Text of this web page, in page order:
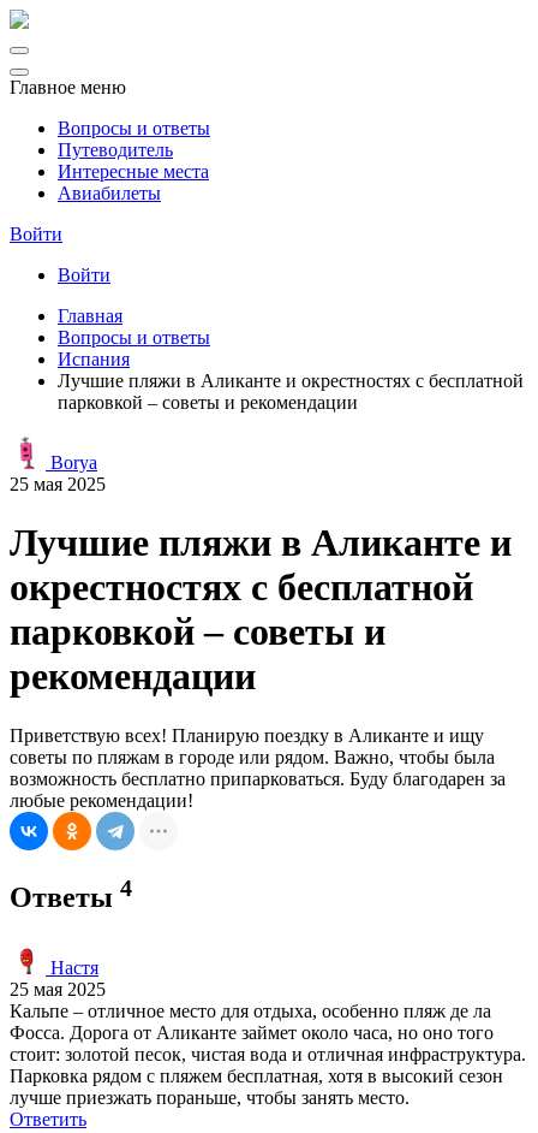
Главное меню
Вопросы и ответы
Путеводитель
Интересные места
Авиабилеты
Войти
Войти
Главная
Вопросы и ответы
Испания
Лучшие пляжи в Аликанте и окрестностях с бесплатной
парковкой – советы и рекомендации
Borya
25 мая 2025
Лучшие пляжи в Аликанте и
окрестностях с бесплатной
парковкой – советы и
рекомендации
Приветствую всех! Планирую поездку в Аликанте и ищу
советы по пляжам в городе или рядом. Важно, чтобы была
возможность бесплатно припарковаться. Буду благодарен за
любые рекомендации!
Ответы 4
Настя
25 мая 2025
Кальпе – отличное место для отдыха, особенно пляж де ла
Фосса. Дорога от Аликанте займет около часа, но оно того
стоит: золотой песок, чистая вода и отличная инфраструктура.
Парковка рядом с пляжем бесплатная, хотя в высокий сезон
лучше приезжать пораньше, чтобы занять место.
Ответить